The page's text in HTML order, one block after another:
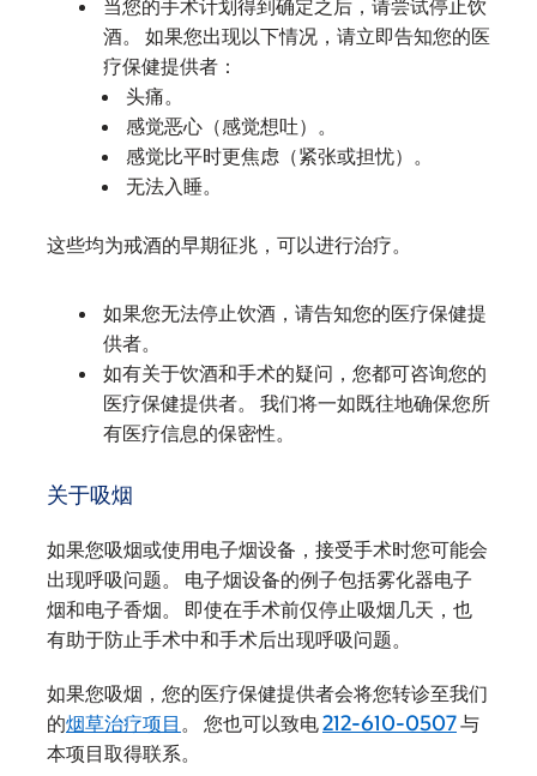
当您的手术计划得到确定之后，请尝试停止饮
酒。 如果您出现以下情况，请立即告知您的医
疗保健提供者：
头痛。
感觉恶心（感觉想吐）。
感觉比平时更焦虑（紧张或担忧）。
无法入睡。
这些均为戒酒的早期征兆，可以进行治疗。
如果您无法停止饮酒，请告知您的医疗保健提
供者。
如有关于饮酒和手术的疑问，您都可咨询您的
医疗保健提供者。 我们将一如既往地确保您所
有医疗信息的保密性。
关于吸烟
如果您吸烟或使用电子烟设备，接受手术时您可能会
出现呼吸问题。 电子烟设备的例子包括雾化器电子
烟和电子香烟。 即使在手术前仅停止吸烟几天，也
有助于防止手术中和手术后出现呼吸问题。
如果您吸烟，您的医疗保健提供者会将您转诊至我们
的烟草治疗项目 。 您也可以致电212-610-0507与
本项目取得联系。